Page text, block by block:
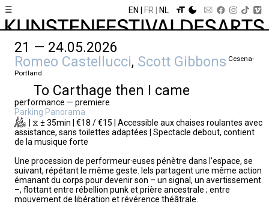
☰ EN FR NL
21 — 24.05.2026
Romeo Castellucci, Scott Gibbons Cesena-
Portland
To Carthage then I came
performance — premiere
Parking Panorama
| ⧖ ± 35min | €18 / €15 | Accessible aux chaises roulantes avec
assistance, sans toilettes adaptées | Spectacle debout, contient
de la musique forte
Une procession de performeur·euses pénètre dans l’espace, se
suivant, répétant le même geste. Iels partagent une même action
émanant du corps pour devenir son – un signal, un avertissement
–, flottant entre rébellion punk et prière ancestrale ; entre
mouvement de libération et révérence théâtrale.